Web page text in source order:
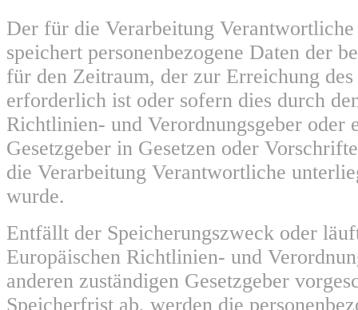
Der für die Verarbeitung
speichert personenbezogene Daten der
für den Zeitraum, der zur Erreichung
erforderlich ist oder sofern dies durch
Richtlinien- und Verordnungsgeber oder
Gesetzgeber in Gesetzen oder
die Verarbeitung Verantwortliche
wurde.
Entfällt der Speicherungszweck oder
Europäischen Richtlinien- und
anderen zuständigen Gesetzgeber
Speicherfrist ab, werden die